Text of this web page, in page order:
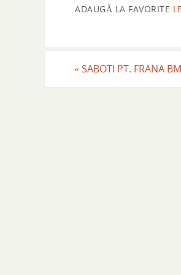
ADAUGĂ LA FAVORITE
« SABOTI PT. FRANA